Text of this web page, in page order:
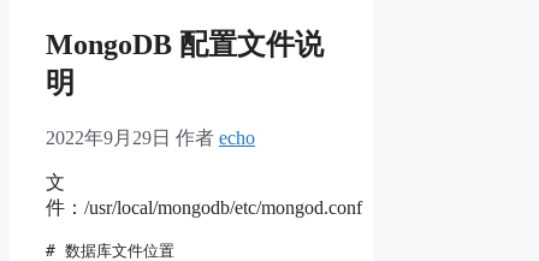
MongoDB 配置文件说
明
2022年9月29日 作者 echo
文
件：/usr/local/mongodb/etc/mongod.conf
# 数据库文件位置